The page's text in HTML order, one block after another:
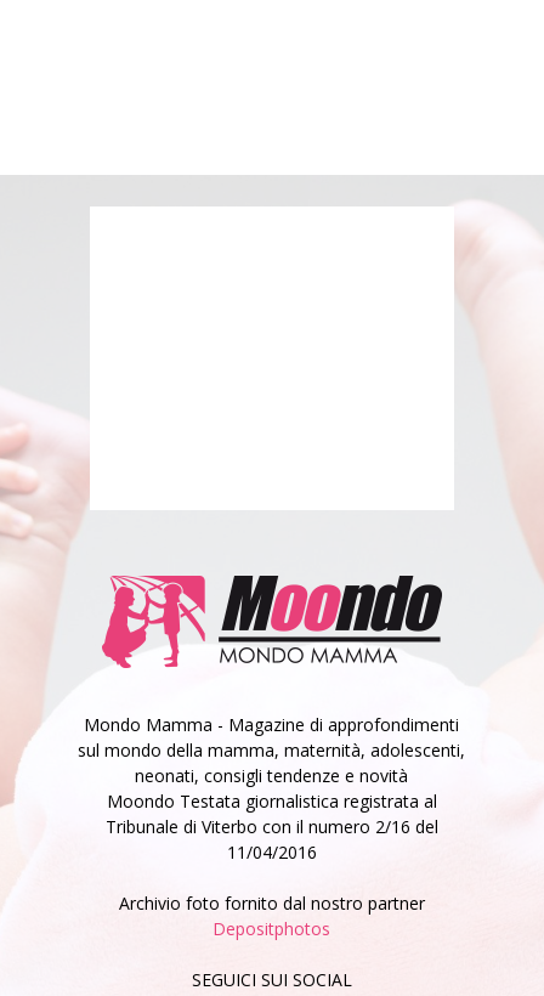
Mondo Mamma - Magazine di approfondimenti
sul mondo della mamma, maternità, adolescenti,
neonati, consigli tendenze e novità
Moondo Testata giornalistica registrata al
Tribunale di Viterbo con il numero 2/16 del
11/04/2016
Archivio foto fornito dal nostro partner
Depositphotos
SEGUICI SUI SOCIAL